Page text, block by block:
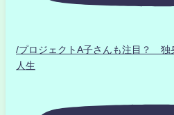
/プロジェクトA子さんも注目？ 独
人生